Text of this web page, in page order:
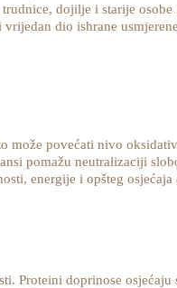
dojilje i starije
dio ishrane
može povećati nivo
pomažu neutralizaciji
energije i opšteg
Proteini doprinose osjećaju